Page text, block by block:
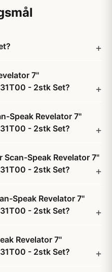
7"
- 2stk Set?
Speak Revelator 7"
- 2stk Set?
Speak Revelator 7"
- 2stk Set?
Speak Revelator 7"
- 2stk Set?
Revelator 7"
- 2stk Set?